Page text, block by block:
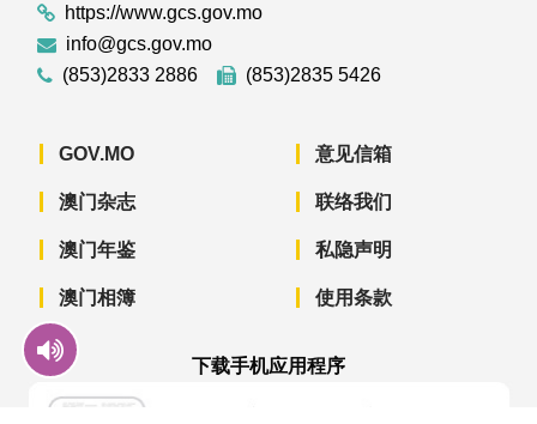
https://www.gcs.gov.mo
info@gcs.gov.mo
(853)2833 2886
(853)2835 5426
GOV.MO
澳门杂志
澳门年鉴
澳门相簿
意见信箱
联络我们
私隐声明
使用条款
下载手机应用程序